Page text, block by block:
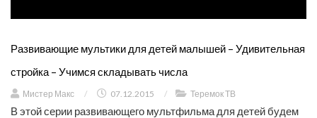
Развивающие мультики для детей малышей – Удивительная
стройка – Учимся складывать числа
Мистер Макс / 07.12.2015 / Теремок ТВ
В этой серии развивающего мультфильма для детей будем